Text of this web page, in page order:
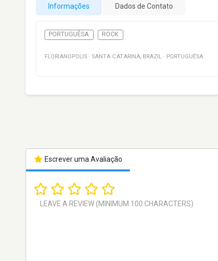
Informações Dados de Contato
PORTUGUÊSA ROCK
FLORIANOPOLIS · SANTA CATARINA, BRAZIL · PORTUGUÊSA
Escrever uma Avaliação